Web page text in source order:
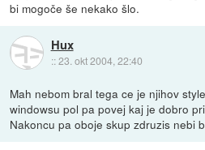
bi mogoče še nekako šlo.
Hux
::23. okt 2004, 22:40
Mah nebom bral tega ce je njihov
windowsu pol pa povej kaj je dobro
Nakoncu pa oboje skup zdruzis nebi